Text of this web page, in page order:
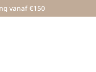
vanaf €150